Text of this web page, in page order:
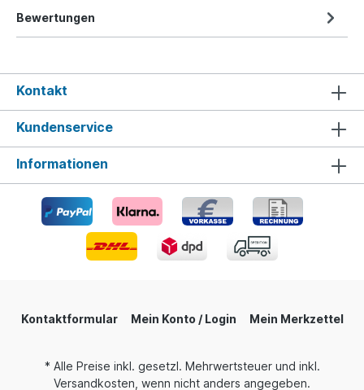
Bewertungen
Kontakt
Kundenservice
Informationen
Kontaktformular Mein Konto / Login Mein Merkzettel
* Alle Preise inkl. gesetzl. Mehrwertsteuer und inkl.
Versandkosten, wenn nicht anders angegeben.